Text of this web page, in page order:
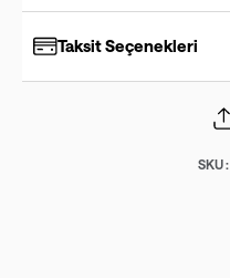
Taksit Seçenekleri
SKU :